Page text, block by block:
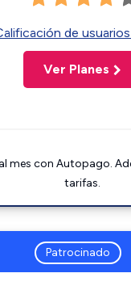
de
Ver Planes
mes con Autopago.
tarifas.
Patrocinado